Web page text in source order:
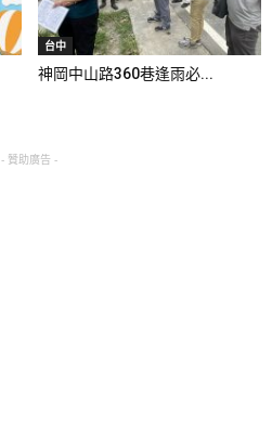
台中
神岡中山路360巷逢雨必...
- 贊助廣告 -